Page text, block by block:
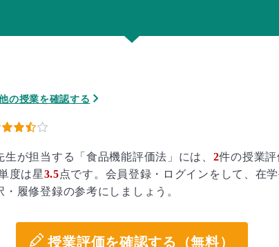
の授業を確認する
生が担当する「食品機能評価法」には、 2件の授業評
度は星3.5点です。会員登録・ログインをして、在
履修登録の参考にしましょう。
授業評価を確認する（無料）